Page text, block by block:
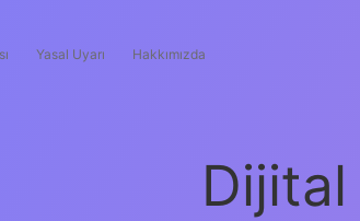
Yasal Uyarı Hakkımızda